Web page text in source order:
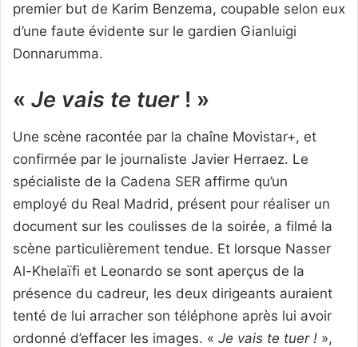
premier but de Karim Benzema, coupable selon eux
d’une faute évidente sur le gardien Gianluigi
Donnarumma.
« Je vais te tuer! »
Une scène racontée par la chaîne Movistar+, et
confirmée par le journaliste Javier Herraez. Le
spécialiste de la Cadena SER affirme qu’un
employé du Real Madrid, présent pour réaliser un
document sur les coulisses de la soirée, a filmé la
scène particulièrement tendue. Et lorsque Nasser
Al-Khelaïfi et Leonardo se sont aperçus de la
présence du cadreur, les deux dirigeants auraient
tenté de lui arracher son téléphone après lui avoir
ordonné d’effacer les images. « Je vais te tuer ! »,